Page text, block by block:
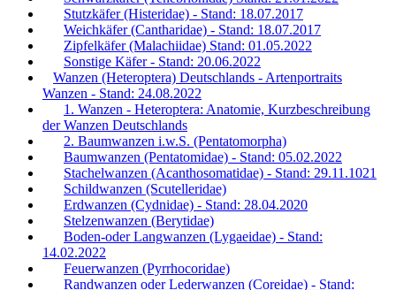
Stutzkäfer (Histeridae) - Stand: 18.07.2017
Weichkäfer (Cantharidae) - Stand: 18.07.2017
Zipfelkäfer (Malachiidae) Stand: 01.05.2022
Sonstige Käfer - Stand: 20.06.2022
Wanzen (Heteroptera) Deutschlands - Artenportraits
Wanzen - Stand: 24.08.2022
1. Wanzen - Heteroptera: Anatomie, Kurzbeschreibung
der Wanzen Deutschlands
2. Baumwanzen i.w.S. (Pentatomorpha)
Baumwanzen (Pentatomidae) - Stand: 05.02.2022
Stachelwanzen (Acanthosomatidae) - Stand: 29.11.1021
Schildwanzen (Scutelleridae)
Erdwanzen (Cydnidae) - Stand: 28.04.2020
Stelzenwanzen (Berytidae)
Boden-oder Langwanzen (Lygaeidae) - Stand:
14.02.2022
Feuerwanzen (Pyrrhocoridae)
Randwanzen oder Lederwanzen (Coreidae) - Stand: